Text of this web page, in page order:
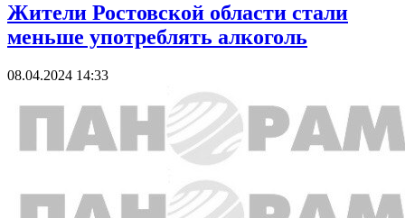
Жители Ростовской области стали
меньше употреблять алкоголь
08.04.2024 14:33